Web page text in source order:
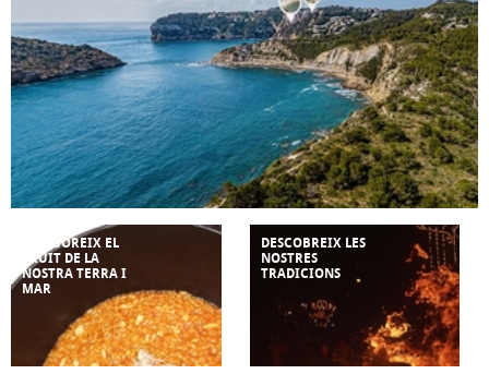
ASSABOREIX EL
FRUIT DE LA
NOSTRA TERRA I
MAR
DESCOBREIX LES
NOSTRES
TRADICIONS